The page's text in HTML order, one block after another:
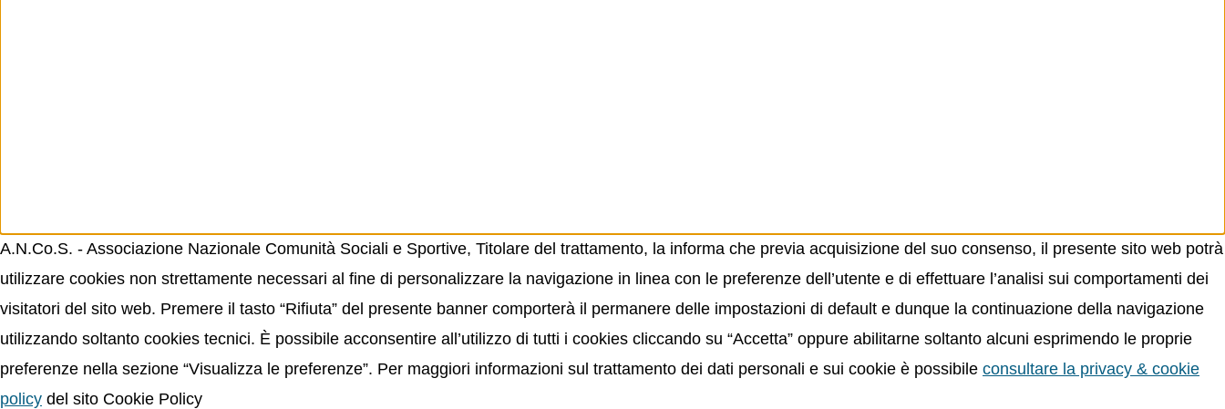
A.N.Co.S. - Associazione Nazionale Comunità Sociali e Sportive, Titolare del trattamento, la informa che previa acquisizione del suo consenso, il presente sito web potrà
utilizzare cookies non strettamente necessari al fine di personalizzare la navigazione in linea con le preferenze dell’utente e di effettuare l’analisi sui comportamenti dei
visitatori del sito web. Premere il tasto “Rifiuta” del presente banner comporterà il permanere delle impostazioni di default e dunque la continuazione della navigazione
utilizzando soltanto cookies tecnici. È possibile acconsentire all’utilizzo di tutti i cookies cliccando su “Accetta” oppure abilitarne soltanto alcuni esprimendo le proprie
preferenze nella sezione “Visualizza le preferenze”. Per maggiori informazioni sul trattamento dei dati personali e sui cookie è possibile consultare la privacy & cookie
policy del sito Cookie Policy